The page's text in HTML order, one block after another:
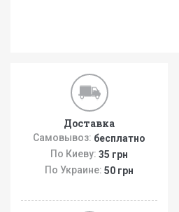
Доставка
Самовывоз: бесплатно
По Киеву: 35 грн
По Украине: 50 грн